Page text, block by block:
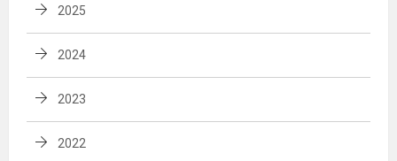
2025
2024
2023
2022